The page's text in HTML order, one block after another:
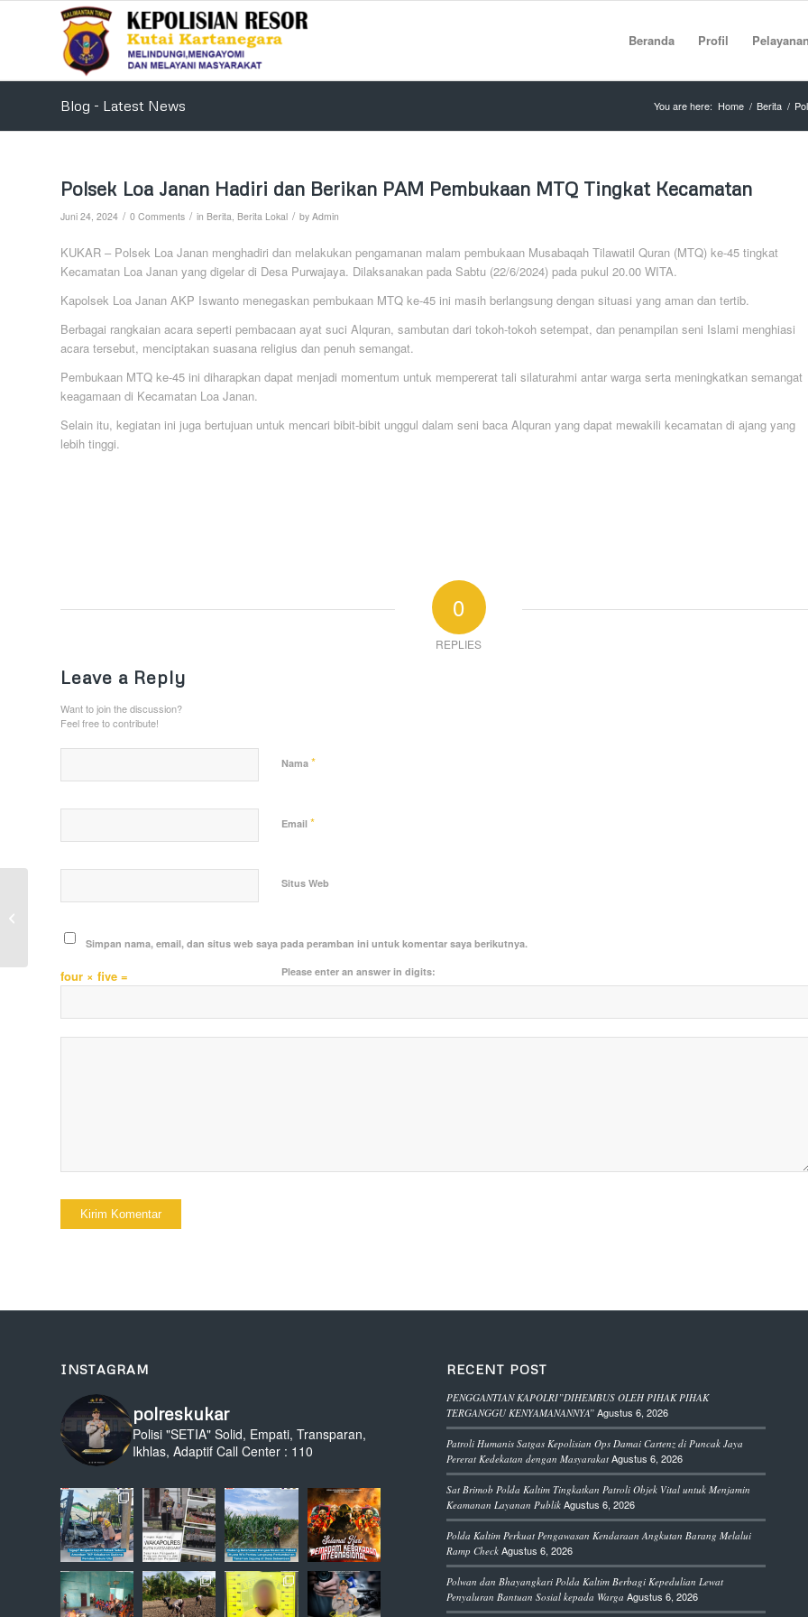
Beranda Profil Pelayanan
Blog - Latest News You are here: Home / Berita /
Polsek Loa Janan Hadiri dan Berikan PAM Pembukaan MTQ Tingkat Kecamatan
Juni 24, 2024 / 0 Comments / in Berita, Berita Lokal / by Admin
KUKAR – Polsek Loa Janan menghadiri dan melakukan pengamanan malam pembukaan Musabaqah Tilawatil Quran (MTQ) ke-45 tingkat
Kecamatan Loa Janan yang digelar di Desa Purwajaya. Dilaksanakan pada Sabtu (22/6/2024) pada pukul 20.00 WITA.
Kapolsek Loa Janan AKP Iswanto menegaskan pembukaan MTQ ke-45 ini masih berlangsung dengan situasi yang aman dan tertib.
Berbagai rangkaian acara seperti pembacaan ayat suci Alquran, sambutan dari tokoh-tokoh setempat, dan penampilan seni Islami menghiasi
acara tersebut, menciptakan suasana religius dan penuh semangat.
Pembukaan MTQ ke-45 ini diharapkan dapat menjadi momentum untuk mempererat tali silaturahmi antar warga serta meningkatkan semangat
keagamaan di Kecamatan Loa Janan.
Selain itu, kegiatan ini juga bertujuan untuk mencari bibit-bibit unggul dalam seni baca Alquran yang dapat mewakili kecamatan di ajang yang
lebih tinggi.
0
REPLIES
Leave a Reply
Want to join the discussion?
Feel free to contribute!
Nama *
Email *
Situs Web
Simpan nama, email, dan situs web saya pada peramban ini untuk komentar saya berikutnya.
Please enter an answer in digits:
four × five =
INSTAGRAM
polreskukar
Polisi "SETIA" Solid, Empati, Transparan,
Ikhlas, Adaptif Call Center : 110
RECENT POST
PENGGANTIAN KAPOLRI”DIHEMBUS OLEH PIHAK PIHAK
TERGANGGU KENYAMANANNYA” Agustus 6, 2026
Patroli Humanis Satgas Kepolisian Ops Damai Cartenz di Puncak Jaya
Pererat Kedekatan dengan Masyarakat Agustus 6, 2026
Sat Brimob Polda Kaltim Tingkatkan Patroli Objek Vital untuk Menjamin
Keamanan Layanan Publik Agustus 6, 2026
Polda Kaltim Perkuat Pengawasan Kendaraan Angkutan Barang Melalui
Ramp Check Agustus 6, 2026
Polwan dan Bhayangkari Polda Kaltim Berbagi Kepedulian Lewat
Penyaluran Bantuan Sosial kepada Warga Agustus 6, 2026
Kecamatan